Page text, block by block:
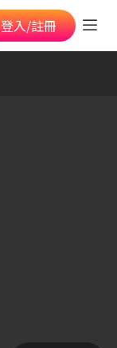
登入/註冊